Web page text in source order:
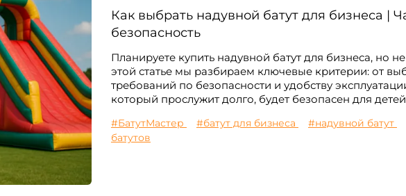
Как выбрать надувной батут для бизнеса |
безопасность
Планируете купить надувной батут для бизнеса, но
этой статье мы разбираем ключевые критерии: от
требований по безопасности и удобству
который прослужит долго, будет безопасен для
#БатутМастер #батут для бизнеса #надувной батут
батутов